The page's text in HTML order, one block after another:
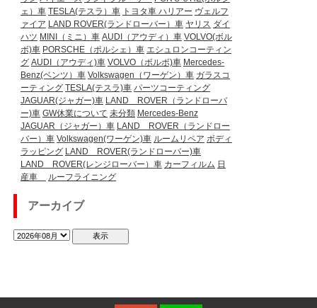
ェ）車 TESLA(テスラ）車 トヨタ車 ハリアー ヴェルフ
ァイア LAND ROVER(ランドローバー）車 ヤリス ダイ
ハツ MINI（ミニ）車 AUDI（アウディ）車 VOLVO(ボル
ボ)車 PORSCHE（ポルシェ）車 エシュロンコーティン
グ AUDI（アウディ)車 VOLVO（ボルボ)車 Mercedes-
Benz(ベンツ）車 Volkswagen（ワーゲン）車 ガラスコ
ーティング TESLA(テスラ)車 パーツコーティング
JAGUAR(ジャガー)車 LAND ROVER（ランドローバ
ー)車 GW休業について 未分類 Mercedes-Benz
JAGUAR（ジャガー）車 LAND ROVER（ランドロー
バー）車 Volkswagen(ワーゲン)車 ルームリペア ボディ
ラッピング LAND ROVER(ランドローバー)車
LAND ROVER(レンジローバー）車 カーフィルム 日
産車
ルーフライニング
アーカイブ